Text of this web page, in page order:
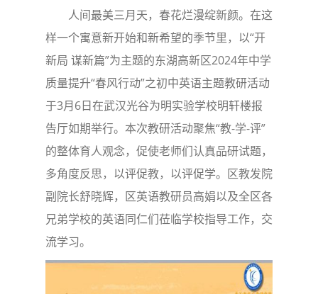
人间最美三月天，春花烂漫绽新颜。在这
样一个寓意新开始和新希望的季节里，以“开
新局 谋新篇”为主题的东湖高新区2024年中学
质量提升“春风行动”之初中英语主题教研活动
于3月6日在武汉光谷为明实验学校明轩楼报
告厅如期举行。本次教研活动聚焦“教-学-评”
的整体育人观念，促使老师们认真品研试题，
多角度反思，以评促教，以评促学。区教发院
副院长舒晓辉，区英语教研员高娟以及全区各
兄弟学校的英语同仁们莅临学校指导工作，交
流学习。